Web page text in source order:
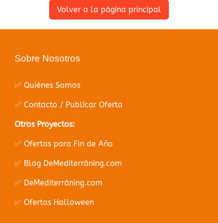
Volver a la página principal
Sobre Nosotros
✅ Quiénes Somos
✅ Contacto / Publicar Oferta
Otros Proyectos:
✅ Ofertas para Fin de Año
✅ Blog DeMediterràning.com
✅ DeMediterràning.com
✅ Ofertas Halloween